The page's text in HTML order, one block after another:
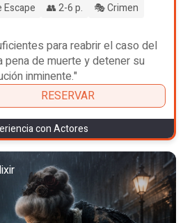
👥 2-6 p.
🎭 Crimen
para reabrir el caso del
pena de muerte y detener su
inminente."
RESERVAR
con Actores